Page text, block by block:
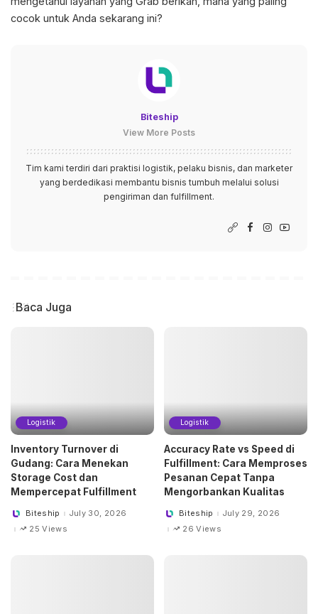
cocok untuk Anda sekarang ini?
Biteship
View More Posts
Tim kami terdiri dari praktisi logistik, pelaku bisnis, dan marketer
yang berdedikasi membantu bisnis tumbuh melalui solusi
pengiriman dan fulfillment.
Baca Juga
Logistik
Inventory Turnover di
Gudang: Cara Menekan
Storage Cost dan
Mempercepat Fulfillment
PostedBiteship
July 30, 2026
25 Views
Logistik
Accuracy Rate vs Speed di
Fulfillment: Cara Memproses
Pesanan Cepat Tanpa
Mengorbankan Kualitas
PostedBiteship
July 29, 2026
26 Views